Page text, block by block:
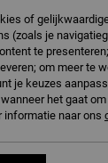
of
(zoals je
te
om meer te
je keuzes
het gaat
informatie naar ons